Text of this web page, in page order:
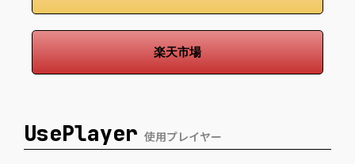
楽天市場
UsePlayer 使用プレイヤー